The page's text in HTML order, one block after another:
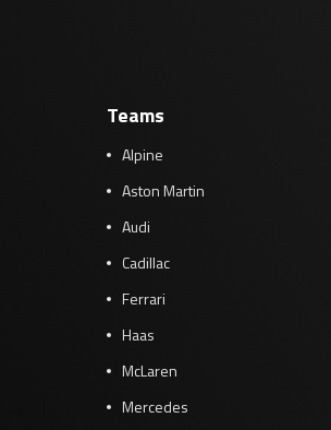
Teams
Alpine
Aston Martin
Audi
Cadillac
Ferrari
Haas
McLaren
Mercedes